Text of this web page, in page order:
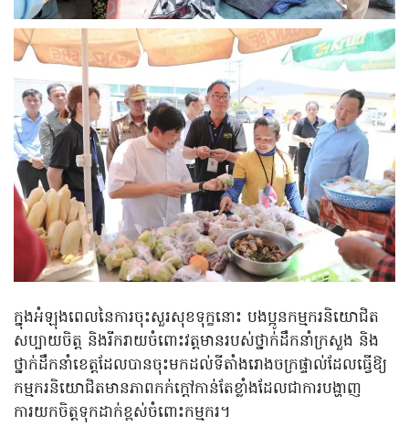
ក្នុងអំឡុងពេលនៃការចុះសួរសុខទុក្ខនោះ បងប្អូនកម្មករនិយោជិត
សប្បាយចិត្ត និងរីករាយចំពោះវត្តមានរបស់ថ្នាក់ដឹកនាំក្រសួង និង
ថ្នាក់ដឹកនាំខេត្តដែលបានចុះមកដល់ទីតាំងរោងចក្រផ្ទាល់ដែលធ្វើឱ្យ
កម្មករនិយោជិតមានភាពកក់ក្តៅកាន់តែខ្លាំងដែលជាការបង្ហាញ
ការយកចិត្តទុកដាក់ខ្ពស់ចំពោះកម្មករ។